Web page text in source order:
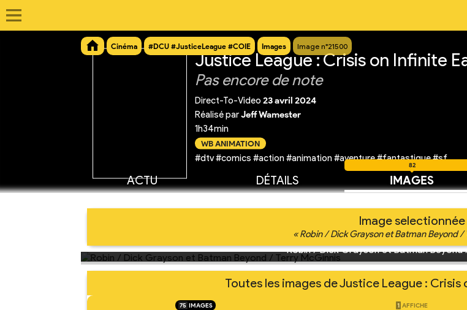
Cinéma #DCU #JusticeLeague #COIE Images Image n°21500
Justice League : Crisis on Infinite
Pas encore de note
Direct-To-Video 23 avril 2024
Réalisé parJeff Wamester
1h34min
WB ANIMATION
#dtv #comics #action #animation #aventure #fantastique #sf
ACTU DÉTAILS IMAGES
82
Image selectionnée
« Robin / Dick Grayson et Batman Beyond /
Robin / Dick Grayson et Batman Beyond
Toutes les images de Justice League :
75 IMAGES 1 AFFICHE